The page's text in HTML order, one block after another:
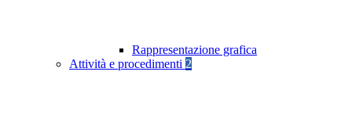
Rappresentazione grafica
Attività e procedimenti 2